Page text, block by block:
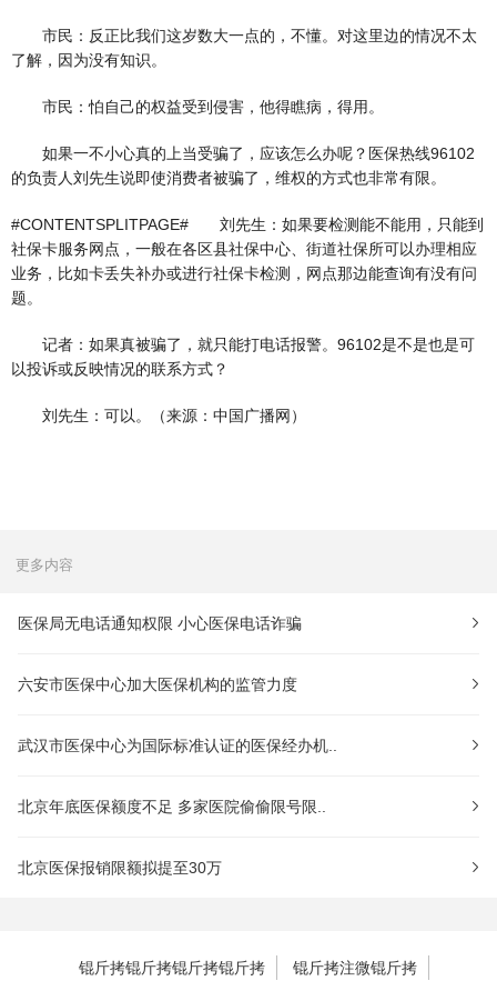
市民：反正比我们这岁数大一点的，不懂。对这里边的情况不太
了解，因为没有知识。
市民：怕自己的权益受到侵害，他得瞧病，得用。
如果一不小心真的上当受骗了，应该怎么办呢？医保热线96102
的负责人刘先生说即使消费者被骗了，维权的方式也非常有限。
#CONTENTSPLITPAGE# 刘先生：如果要检测能不能用，只能到
社保卡服务网点，一般在各区县社保中心、街道社保所可以办理相应
业务，比如卡丢失补办或进行社保卡检测，网点那边能查询有没有问
题。
记者：如果真被骗了，就只能打电话报警。96102是不是也是可
以投诉或反映情况的联系方式？
刘先生：可以。（来源：中国广播网）
更多内容
医保局无电话通知权限 小心医保电话诈骗
六安市医保中心加大医保机构的监管力度
武汉市医保中心为国际标准认证的医保经办机..
北京年底医保额度不足 多家医院偷偷限号限..
北京医保报销限额拟提至30万
锟斤拷锟斤拷锟斤拷锟斤拷 锟斤拷注微锟斤拷